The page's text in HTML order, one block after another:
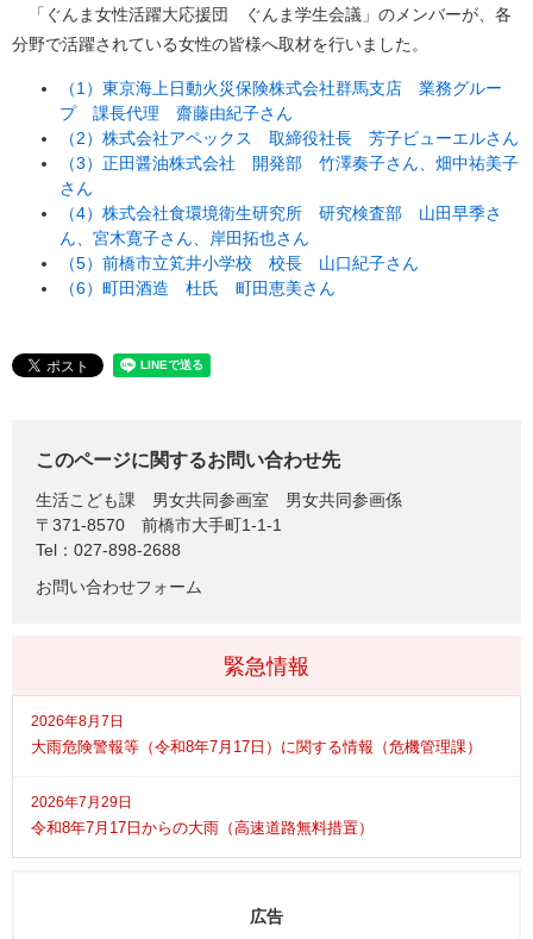
「ぐんま女性活躍大応援団 ぐんま学生会議」のメンバーが、各
分野で活躍されている女性の皆様へ取材を行いました。
（1）東京海上日動火災保険株式会社群馬支店 業務グルー
プ 課長代理 齋藤由紀子さん
（2）株式会社アペックス 取締役社長 芳子ビューエルさん
（3）正田醤油株式会社 開発部 竹澤奏子さん、畑中祐美子
さん
（4）株式会社食環境衛生研究所 研究検査部 山田早季さ
ん、宮木寛子さん、岸田拓也さん
（5）前橋市立笂井小学校 校長 山口紀子さん
（6）町田酒造 杜氏 町田恵美さん
このページに関するお問い合わせ先
生活こども課
男女共同参画室 男女共同参画係
〒371-8570
前橋市大手町1-1-1
Tel：027-898-2688
お問い合わせフォーム
緊急情報
2026年8月7日
大雨危険警報等（令和8年7月17日）に関する情報（危機管理課）
2026年7月29日
令和8年7月17日からの大雨（高速道路無料措置）
広告